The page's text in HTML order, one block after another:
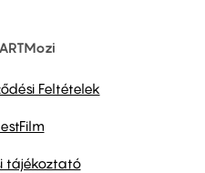
Feltételek
tájékoztató